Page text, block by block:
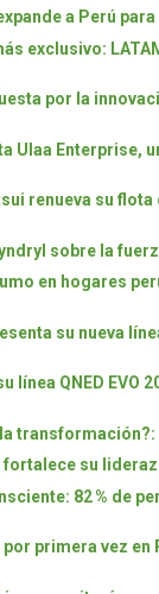
a Perú
exclusivo:
por la
Ulaa Enterprise,
renueva su flota
sobre la
en hogares
su nueva
línea QNED EVO
transformación?:
fortalece su
82 % de
por primera vez